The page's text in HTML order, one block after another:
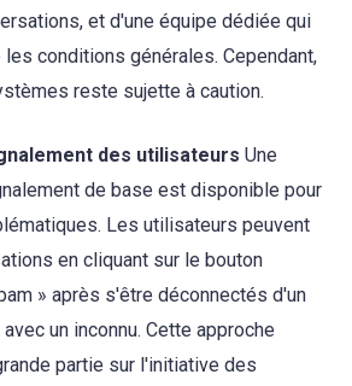
et d'une équipe dédiée qui
conditions générales. Cependant,
reste sujette à caution.
des utilisateurs Une
de base est disponible pour
Les utilisateurs peuvent
en cliquant sur le bouton
» après s'être déconnectés d'un
un inconnu. Cette approche
partie sur l'initiative des